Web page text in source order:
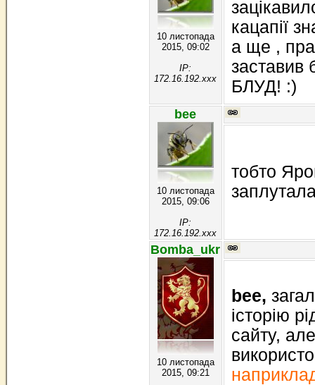
10 листопада
2015, 09:02
IP:
172.16.192.xxx
кацапії
а ще ,
заставив
БЛУД! :)
bee
10 листопада
2015, 09:06
IP:
172.16.192.xxx
тобто
Bomba_ukr
10 листопада
2015, 09:21
bee,
історію
сайту,